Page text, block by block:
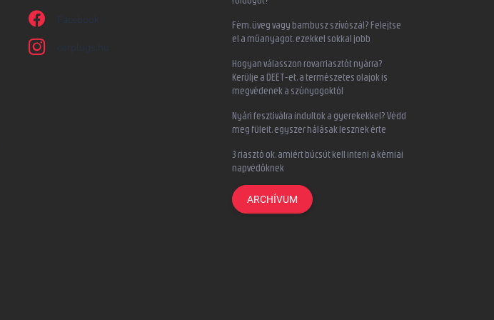
Facebook
earplugs.hu
Fém, üveg vagy bambusz szívószál? Felejtse
el a műanyagot, ezekkel sokkal jobb
Hogyan válasszon rovarriasztót nyárra?
Kerülje a DEET-et, a természetes olajok is
megvédenek a szúnyogoktól
Nyári fesztiválra indultok a gyerekekkel? Védd
meg füleit, egyszer hálásak lesznek érte
3 riasztó ok, amiért búcsút kell inteni a kémiai
napvédőknek
ARCHÍVUM